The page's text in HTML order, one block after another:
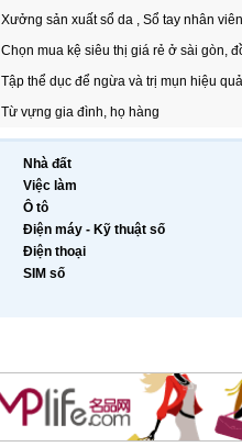
Xưởng sản xuất sổ da , Sổ tay nhân
Chọn mua kệ siêu thị giá rẻ ở sài gòn,
Tập thể dục để ngừa và trị mụn hiệu quả
Từ vựng gia đình, họ hàng
Nhà đất
Việc làm
Ô tô
Điện máy - Kỹ thuật số
Điện thoại
SIM số